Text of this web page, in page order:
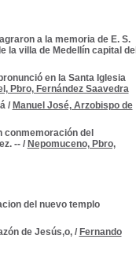
a la memoria de E. S.
la villa de Medellín capital del
en la Santa Iglesia
Pbro, Fernández Saavedra
/ Manuel José, Arzobispo de
conmemoración del
--/ Nepomuceno, Pbro,
del nuevo templo
de Jesús,o, / Fernando